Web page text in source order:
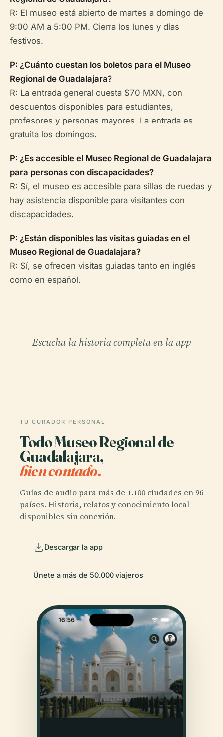
R: El museo está abierto de martes a domingo de
9:00 AM a 5:00 PM. Cierra los lunes y días
festivos.
P: ¿Cuánto cuestan los boletos para el Museo
Regional de Guadalajara?
R: La entrada general cuesta $70 MXN, con
descuentos disponibles para estudiantes,
profesores y personas mayores. La entrada es
gratuita los domingos.
P: ¿Es accesible el Museo Regional de Guadalajara
para personas con discapacidades?
R: Sí, el museo es accesible para sillas de ruedas y
hay asistencia disponible para visitantes con
discapacidades.
P: ¿Están disponibles las visitas guiadas en el
Museo Regional de Guadalajara?
R: Sí, se ofrecen visitas guiadas tanto en inglés
como en español.
Escucha la historia completa en la app
TU CURADOR PERSONAL
Todo Museo Regional de
Guadalajara,
bien contado.
Guías de audio para más de 1.100 ciudades en 96
países. Historia, relatos y conocimiento local —
disponibles sin conexión.
Descargar la app
Únete a más de 50.000 viajeros